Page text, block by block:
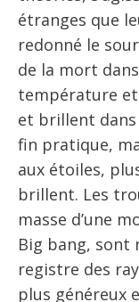
étranges que
redonné le
de la mort
température et
et brillent dans
fin pratique,
aux étoiles,
brillent. Les
masse d’une
Big bang, sont
registre des
plus généreux